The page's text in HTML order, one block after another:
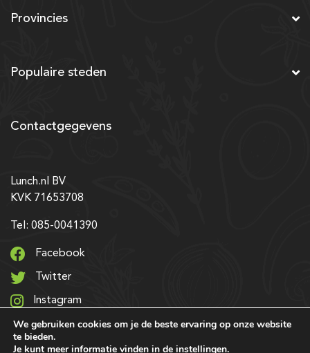
Provincies
Populaire steden
Contactgegevens
Lunch.nl BV
KVK 71653708
Tel: 085-0041390
Facebook
Twitter
Instagram
LinkedIn
We gebruiken cookies om je de beste ervaring op onze website
te bieden.
Je kunt meer informatie vinden in de instellingen.